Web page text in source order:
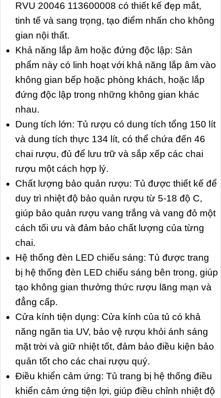
RVU 20046 113600008 có thiết kế đẹp mắt,
tinh tế và sang trọng, tạo điểm nhấn cho không
gian nội thất.
Khả năng lắp âm hoặc đứng độc lập: Sản
phẩm này có linh hoạt với khả năng lắp âm vào
không gian bếp hoặc phòng khách, hoặc lắp
đứng độc lập trong những không gian khác
nhau.
Dung tích lớn: Tủ rượu có dung tích tổng 150 lít
và dung tích thực 134 lít, có thể chứa đến 46
chai rượu, đủ để lưu trữ và sắp xếp các chai
rượu một cách hợp lý.
Chất lượng bảo quản rượu: Tủ được thiết kế để
duy trì nhiệt độ bảo quản rượu từ 5-18 độ C,
giúp bảo quản rượu vang trắng và vang đỏ một
cách tối ưu và đảm bảo chất lượng của từng
chai.
Hệ thống đèn LED chiếu sáng: Tủ được trang
bị hệ thống đèn LED chiếu sáng bên trong, giúp
tạo không gian thưởng thức rượu lãng mạn và
đẳng cấp.
Cửa kính tiện dụng: Cửa kính của tủ có khả
năng ngăn tia UV, bảo vệ rượu khỏi ánh sáng
mặt trời và giữ nhiệt tốt, đảm bảo điều kiện bảo
quản tốt cho các chai rượu quý.
Điều khiển cảm ứng: Tủ trang bị hệ thống điều
khiển cảm ứng tiện lợi, giúp điều chỉnh nhiệt độ